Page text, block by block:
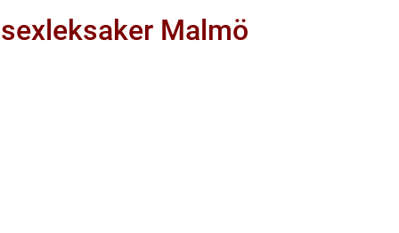
sexleksaker Malmö